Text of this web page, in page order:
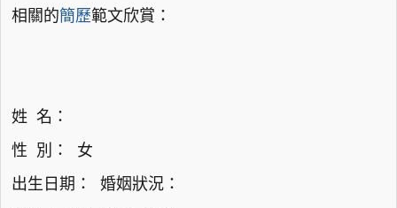
相關的簡歷範文欣賞：
姓 名：
性 別： 女
出生日期： 婚姻狀況：